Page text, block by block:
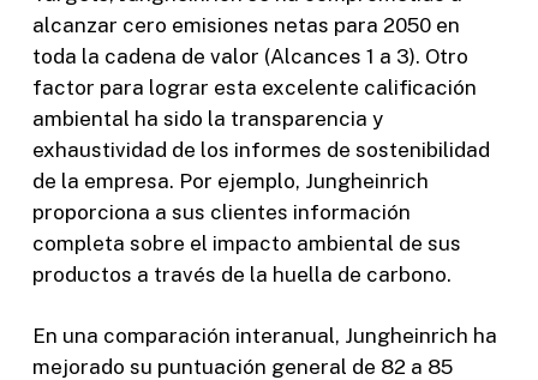
alcanzar cero emisiones netas para 2050 en
toda la cadena de valor (Alcances 1 a 3). Otro
factor para lograr esta excelente calificación
ambiental ha sido la transparencia y
exhaustividad de los informes de sostenibilidad
de la empresa. Por ejemplo, Jungheinrich
proporciona a sus clientes información
completa sobre el impacto ambiental de sus
productos a través de la huella de carbono.
En una comparación interanual, Jungheinrich ha
mejorado su puntuación general de 82 a 85